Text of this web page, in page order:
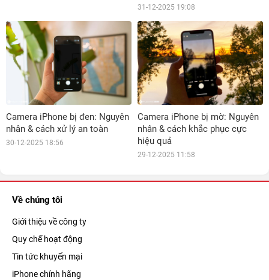
31-12-2025 19:08
Camera iPhone bị đen: Nguyên
nhân & cách xử lý an toàn
30-12-2025 18:56
Camera iPhone bị mờ: Nguyên
nhân & cách khắc phục cực
hiệu quả
29-12-2025 11:58
Về chúng tôi
Giới thiệu về công ty
Quy chế hoạt động
Tin tức khuyến mại
iPhone chính hãng